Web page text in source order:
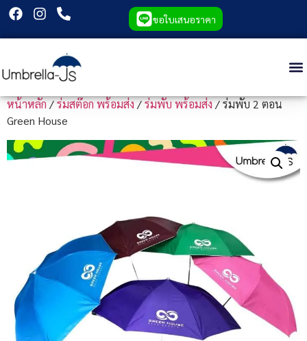
ขอใบเสนอราคา
หน้าหลัก/ร่มสต๊อก พร้อมส่ง/ร่มพับ พร้อมส่ง/ ร่มพับ 2 ตอน
Green House